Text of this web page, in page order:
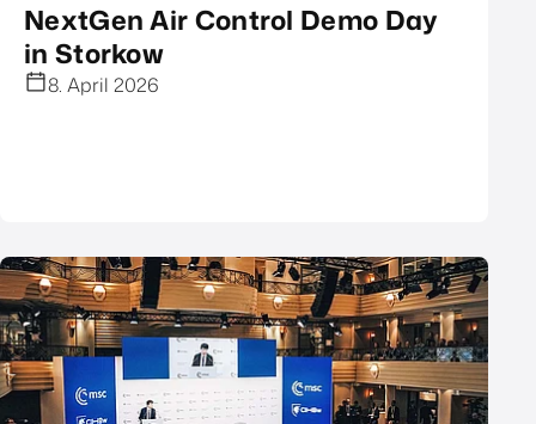
NextGen Air Control Demo Day
in Storkow
8. April 2026